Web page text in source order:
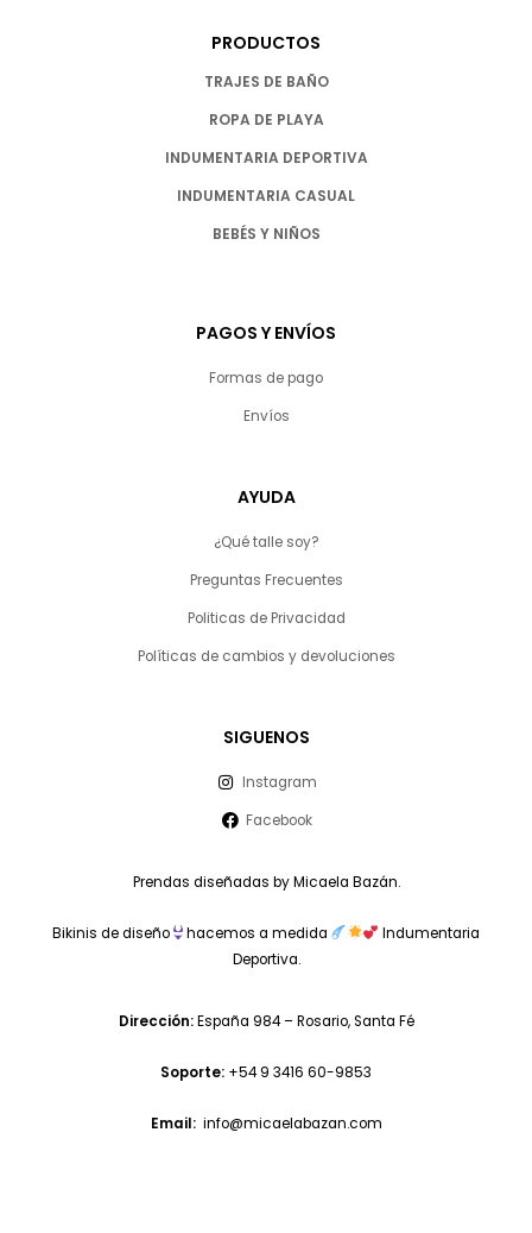
PRODUCTOS
TRAJES DE BAÑO
ROPA DE PLAYA
INDUMENTARIA DEPORTIVA
INDUMENTARIA CASUAL
BEBÉS Y NIÑOS
PAGOS Y ENVÍOS
Formas de pago
Envíos
AYUDA
¿Qué talle soy?
Preguntas Frecuentes
Politicas de Privacidad
Políticas de cambios y devoluciones
SIGUENOS
Instagram
Facebook
Prendas diseñadas by Micaela Bazán.
Bikinis de diseño hacemos a medida
Indumentaria
Deportiva.
Dirección:España 984 – Rosario, Santa Fé
Soporte: +54 9 3416 60-9853
Email: info@micaelabazan.com